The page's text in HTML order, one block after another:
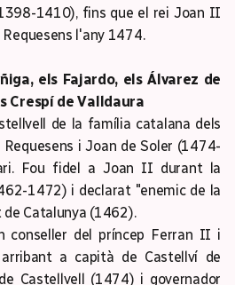
1410), fins que el rei Joan II
l'any 1474.
els Fajardo, els Álvarez de
Crespí de Valldaura
de la família catalana dels
i Joan de Soler (1474-
Fou fidel a Joan II durant la
1472) i declarat "enemic de la
Catalunya (1462).
conseller del príncep Ferran II i
a capità de Castellví de
Castellvell (1474) i governador